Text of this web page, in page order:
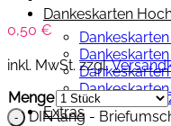
Dankeskarten
Extras
0,50 €
inkl. MwSt. zzgl.
Menge
DIN lang -